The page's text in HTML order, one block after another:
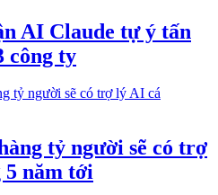
AI Claude tự ý tấn
công ty
tỷ người sẽ có trợ
5 năm tới